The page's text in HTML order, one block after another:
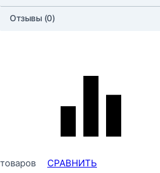
Отзывы (0)
товаров
СРАВНИТЬ